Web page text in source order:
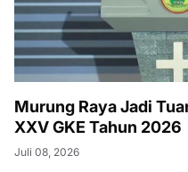
Murung Raya Jadi
XXV GKE Tahun 2026
Juli 08, 2026